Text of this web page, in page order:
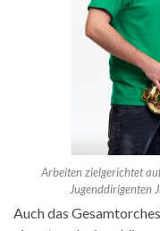
Arbeiten zielgerichtet
Jugenddirigenten
Auch das